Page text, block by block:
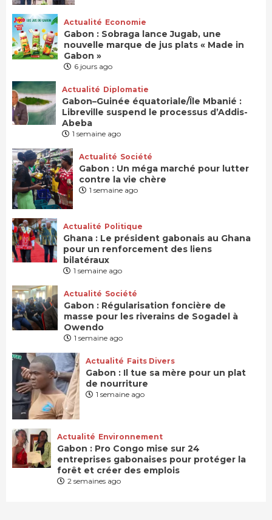
Actualité Economie
Gabon : Sobraga lance Jugab, une
nouvelle marque de jus plats « Made in
Gabon »
6 jours ago
Actualité Diplomatie
Gabon–Guinée équatoriale/Île Mbanié :
Libreville suspend le processus d’Addis-
Abeba
1 semaine ago
Actualité Société
Gabon : Un méga marché pour lutter
contre la vie chère
1 semaine ago
Actualité Politique
Ghana : Le président gabonais au Ghana
pour un renforcement des liens
bilatéraux
1 semaine ago
Actualité Société
Gabon : Régularisation foncière de
masse pour les riverains de Sogadel à
Owendo
1 semaine ago
Actualité Faits Divers
Gabon : Il tue sa mère pour un plat
de nourriture
1 semaine ago
Actualité Environnement
Gabon : Pro Congo mise sur 24
entreprises gabonaises pour protéger la
forêt et créer des emplois
2 semaines ago